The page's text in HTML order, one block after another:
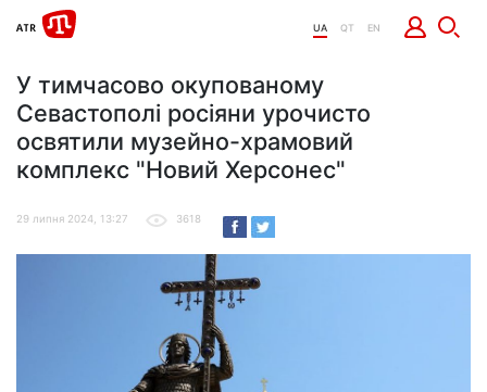
UA QT EN
У тимчасово окупованому
Севастополі росіяни урочисто
освятили музейно-храмовий
комплекс "Новий Херсонес"
29 липня 2024, 13:27 3618